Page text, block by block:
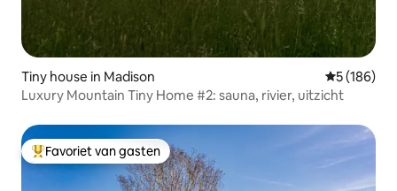
Tiny house in Madison
5 (186)
Luxury Mountain Tiny Home #2: sauna, rivier, uitzicht
Topfavoriet van gasten
Favoriet van gasten